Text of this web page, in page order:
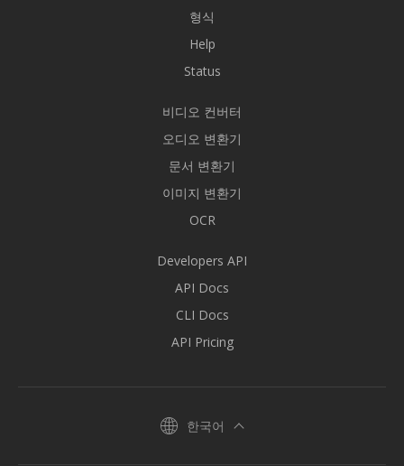
형식
Help
Status
비디오 컨버터
오디오 변환기
문서 변환기
이미지 변환기
OCR
Developers API
API Docs
CLI Docs
API Pricing
한국어